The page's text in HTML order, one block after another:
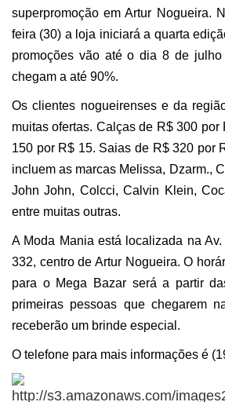
superpromoção em Artur Nogueira.
feira (30) a loja iniciará a quarta
promoções vão até o dia 8 de julho
chegam a até 90%.
Os clientes nogueirenses e da
muitas ofertas. Calças de R$ 300
150 por R$ 15. Saias de R$ 320 por
incluem as marcas Melissa, Dzarm.,
John John, Colcci, Calvin Klein,
entre muitas outras.
A Moda Mania está localizada na
332, centro de Artur Nogueira. O
para o Mega Bazar será a partir
primeiras pessoas que chegarem
receberão um brinde especial.
O telefone para mais informações é